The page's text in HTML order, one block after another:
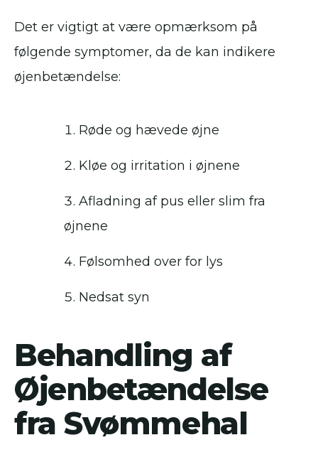
Det er vigtigt at være opmærksom på
følgende symptomer, da de kan indikere
øjenbetændelse:
Røde og hævede øjne
Kløe og irritation i øjnene
Afladning af pus eller slim fra
øjnene
Følsomhed over for lys
Nedsat syn
Behandling af
Øjenbetændelse
fra Svømmehal